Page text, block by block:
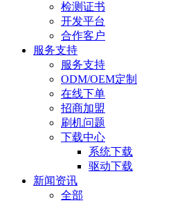
检测证书
开发平台
合作客户
服务支持
服务支持
ODM/OEM定制
在线下单
招商加盟
刷机问题
下载中心
系统下载
驱动下载
新闻资讯
全部